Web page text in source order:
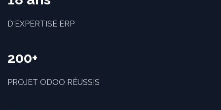
D'EXPERTISE ERP
200+
PROJET ODOO RÉUSSIS